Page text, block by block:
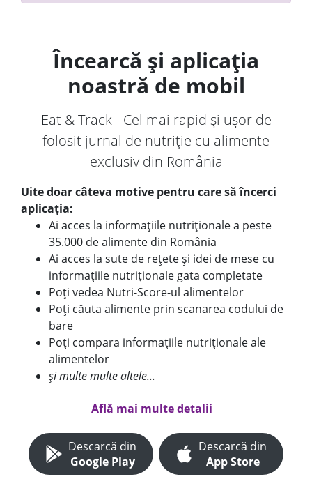
Încearcă și aplicația
noastră de mobil
Eat & Track - Cel mai rapid și ușor de
folosit jurnal de nutriție cu alimente
exclusiv din România
Uite doar câteva motive pentru care să încerci
aplicația:
Ai acces la informațiile nutriționale a peste
35.000 de alimente din România
Ai acces la sute de rețete și idei de mese cu
informațiile nutriționale gata completate
Poți vedea Nutri-Score-ul alimentelor
Poți căuta alimente prin scanarea codului de
bare
Poți compara informațiile nutriționale ale
alimentelor
și multe multe altele...
Află mai multe detalii
Descarcă din
Google Play
Descarcă din
App Store